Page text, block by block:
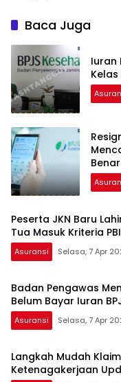
Baca Juga
Iuran
Peserta JKN Baru
Tua Masuk Kriteria
Asuransi
Badan Pengawas
Belum Bayar Iuran
Asuransi
Langkah Mudah
Ketenagakerjaan